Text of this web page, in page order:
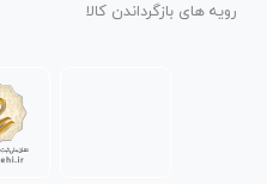
رویه های بازگرداندن کالا